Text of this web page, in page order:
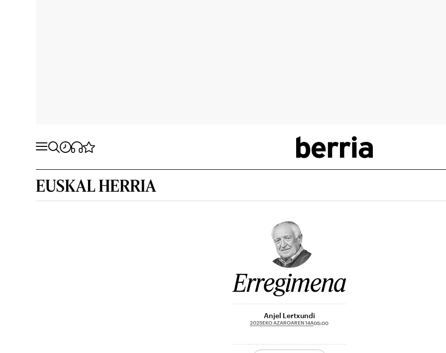
EUSKAL HERRIA
Erregimena
Anjel Lertxundi
2025EKO AZAROAREN 14A05:00